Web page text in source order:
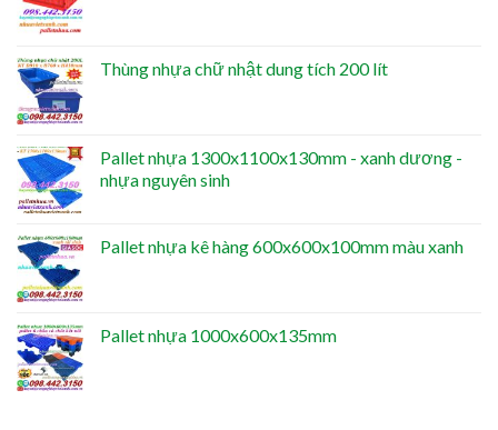
Thùng nhựa chữ nhật dung tích 200 lít
Pallet nhựa 1300x1100x130mm - xanh dương -
nhựa nguyên sinh
Pallet nhựa kê hàng 600x600x100mm màu xanh
Pallet nhựa 1000x600x135mm